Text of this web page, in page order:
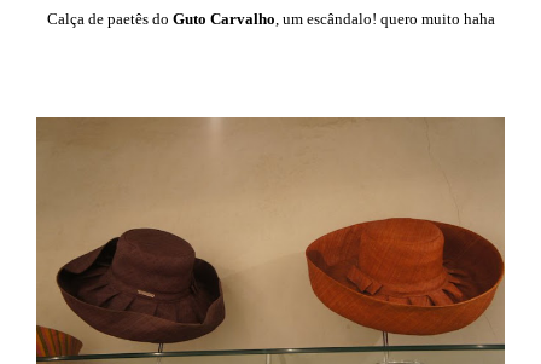
Calça de paetês do Guto Carvalho, um escândalo! quero muito haha